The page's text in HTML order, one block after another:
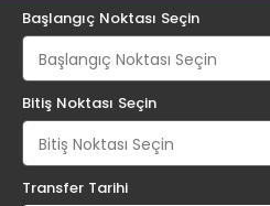
Başlangıç Noktası Seçin
Bitiş Noktası Seçin
Transfer Tarihi